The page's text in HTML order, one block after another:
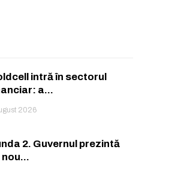
intră în sectorul
a...
2026
2. Guvernul prezintă
nou...